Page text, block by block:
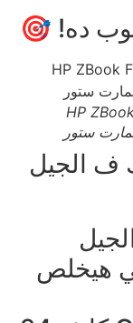
ده! 🎯
HP
ف الجيل
هيخلص